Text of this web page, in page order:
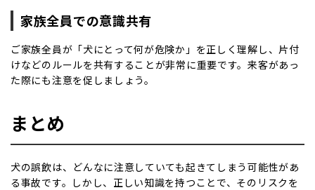
家族全員での意識共有
ご家族全員が「犬にとって何が危険か」を正しく理解し、片付
けなどのルールを共有することが非常に重要です。来客があっ
た際にも注意を促しましょう。
まとめ
犬の誤飲は、どんなに注意していても起きてしまう可能性があ
る事故です。しかし、正しい知識を持つことで、そのリスクを